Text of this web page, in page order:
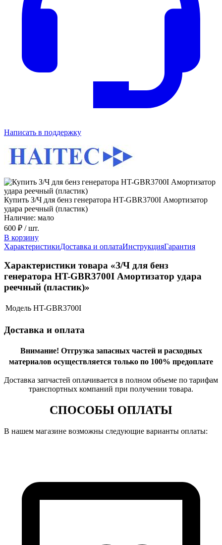
Написать в поддержку
Купить З/Ч для бенз генератора HT-GBR3700I Амортизатор
удара реечный (пластик)
Наличие: мало
600 ₽ / шт.
В корзину
ХарактеристикиДоставка и оплатаИнструкцияГарантия
Характеристики товара «З/Ч для бенз
генератора HT-GBR3700I Амортизатор удара
реечный (пластик)»
Модель HT-GBR3700I
Доставка и оплата
Внимание! Отгрузка запасных частей и расходных
материалов осуществляется только по 100% предоплате
Доставка запчастей оплачивается в полном объеме по тарифам
транспортных компаний при получении товара.
СПОСОБЫ ОПЛАТЫ
В нашем магазине возможны следующие варианты оплаты: